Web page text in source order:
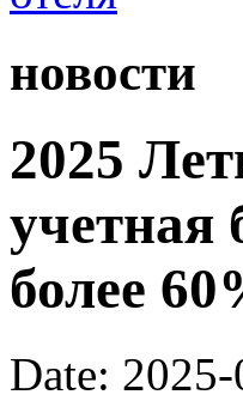
новости
2025
учетная
более
Date: